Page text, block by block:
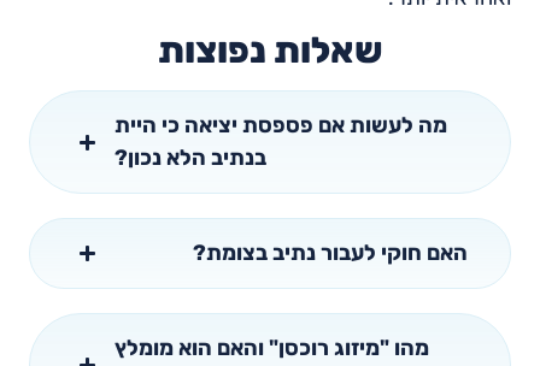
שאלות נפוצות
מה לעשות אם פספסת יציאה כי היית
בנתיב הלא נכון?
האם חוקי לעבור נתיב בצומת?
מהו "מיזוג רוכסן" והאם הוא מומלץ